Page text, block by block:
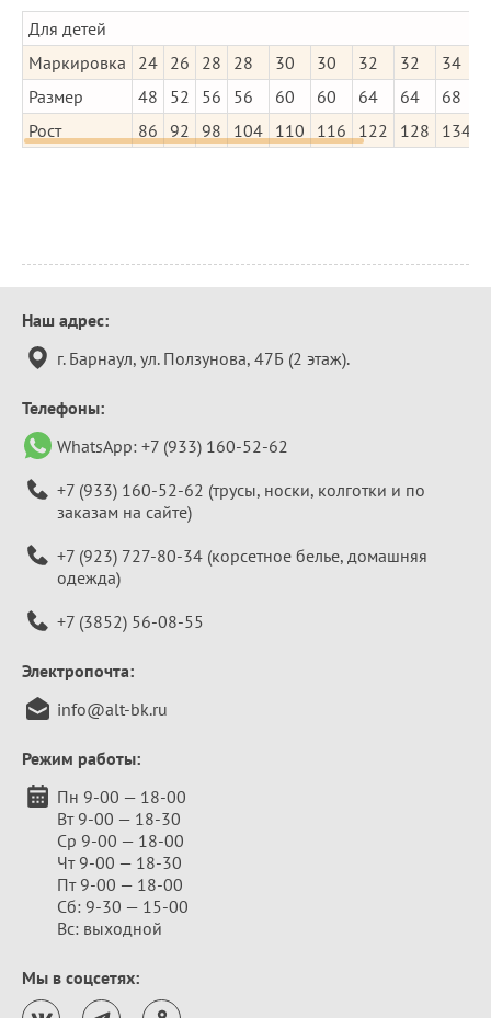
Для детей
Маркировка
24 26 28 28 30 30 32 32 34
Размер
48 52 56 56 60 60 64 64 68
Рост
86 92 98 104 110 116 122 128 134
Контактная
информация
Наш адрес:
г. Барнаул, ул. Ползунова, 47Б (2 этаж).
Телефоны:
WhatsApp: +7 (933) 160-52-62
+7 (933) 160-52-62 (трусы, носки, колготки и по
заказам на сайте)
+7 (923) 727-80-34 (корсетное белье, домашняя
одежда)
+7 (3852) 56-08-55
Электропочта:
info@alt-bk.ru
Режим работы:
Пн 9-00 — 18-00
Вт 9-00 — 18-30
Ср 9-00 — 18-00
Чт 9-00 — 18-30
Пт 9-00 — 18-00
Сб: 9-30 — 15-00
Вс: выходной
Мы в соцсетях: